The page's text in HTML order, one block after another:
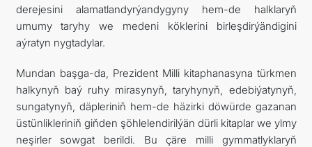
derejesini alamatlandyrýandygyny hem-de halklaryň
umumy taryhy we medeni köklerini birleşdirýändigini
aýratyn nygtadylar.
Mundan başga-da, Prezident Milli kitaphanasyna türkmen
halkynyň baý ruhy mirasynyň, taryhynyň, edebiýatynyň,
sungatynyň, däpleriniň hem-de häzirki döwürde gazanan
üstünlikleriniň giňden şöhlelendirilýän dürli kitaplar we ylmy
neşirler sowgat berildi. Bu çäre milli gymmatlyklaryň